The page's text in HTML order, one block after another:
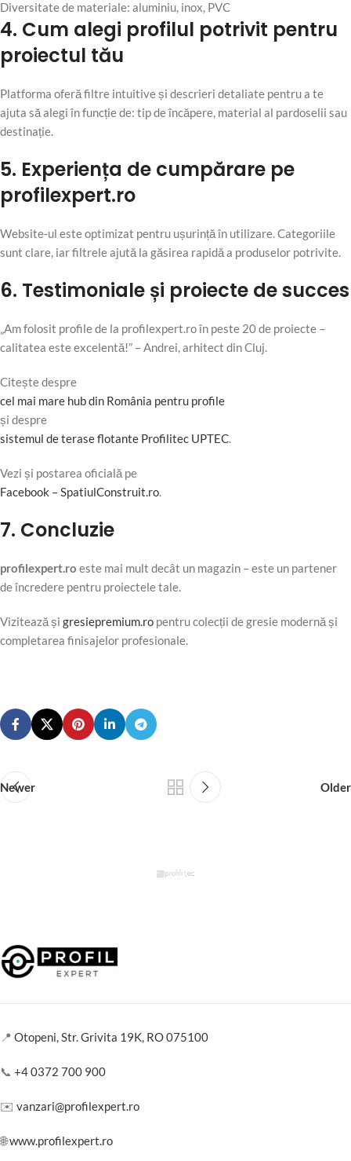
Diversitate de materiale: aluminiu, inox, PVC
4. Cum alegi profilul potrivit pentru
proiectul tău
Platforma oferă filtre intuitive și descrieri detaliate pentru a te
ajuta să alegi în funcție de: tip de încăpere, material al pardoselii sau
destinație.
5. Experiența de cumpărare pe
profilexpert.ro
Website-ul este optimizat pentru ușurință în utilizare. Categoriile
sunt clare, iar filtrele ajută la găsirea rapidă a produselor potrivite.
6. Testimoniale și proiecte de succes
„Am folosit profile de la profilexpert.ro în peste 20 de proiecte –
calitatea este excelentă!” – Andrei, arhitect din Cluj.
Citește despre
cel mai mare hub din România pentru profile
și despre
sistemul de terase flotante Profilitec UPTEC.
Vezi și postarea oficială pe
Facebook – SpatiulConstruit.ro.
7. Concluzie
profilexpert.ro este mai mult decât un magazin – este un partener
de încredere pentru proiectele tale.
Vizitează și gresiepremium.ro pentru colecții de gresie modernă și
completarea finisajelor profesionale.
Newer Older
📍 Otopeni, Str. Grivita 19K, RO 075100
📞 +4 0372 700 900
✉️ vanzari@profilexpert.ro
🌐www.profilexpert.ro